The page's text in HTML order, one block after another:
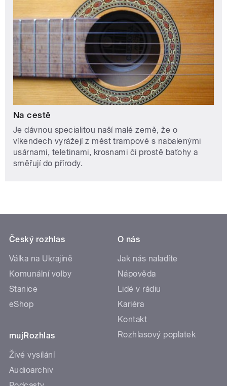
Na cestě
Je dávnou specialitou naší malé země, že o
víkendech vyrážejí z měst trampové s nabalenými
usárnami, teletinami, krosnami či prostě baťohy a
směřují do přírody.
Český rozhlas
Válka na Ukrajině
Komunální volby
Stanice
eShop
mujRozhlas
Živé vysílání
Audioarchiv
O nás
Jak nás naladíte
Nápověda
Lidé v rádiu
Kariéra
Kontakt
Rozhlasový poplatek